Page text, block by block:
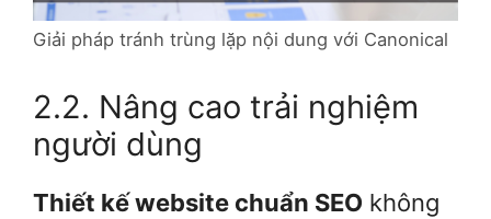
Giải pháp tránh trùng lặp nội dung với Canonical
2.2. Nâng cao trải nghiệm
người dùng
Thiết kế website chuẩn SEO không